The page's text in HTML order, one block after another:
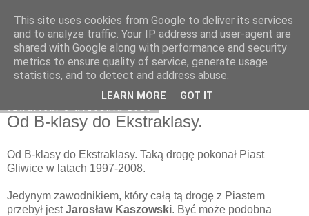
Zawisza1946.pl
Od B-klasy do Ekstraklasy.
Od B-klasy do Ekstraklasy. Taką drogę pokonał Piast
Gliwice w latach 1997-2008.
Jedynym zawodnikiem, który całą tą drogę z Piastem
przebył jestJarosław Kaszowski. Być może podobna
This site uses cookies from Google to deliver its services
and to analyze traffic. Your IP address and user-agent are
shared with Google along with performance and security
metrics to ensure quality of service, generate usage
statistics, and to detect and address abuse.
LEARN MORE GOT IT